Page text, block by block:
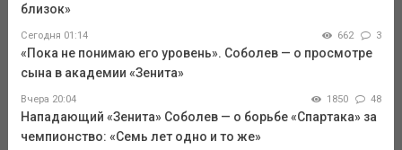
близок»
Сегодня 01:14 662 3
«Пока не понимаю его уровень». Соболев — о просмотре
сына в академии «Зенита»
Вчера 20:04 1850 48
Нападающий «Зенита» Соболев — о борьбе «Спартака» за
чемпионство: «Семь лет одно и то же»